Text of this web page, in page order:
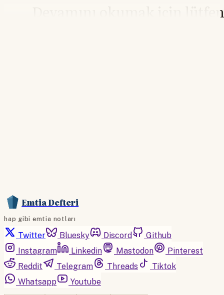
Devamını okumak için lütfen
Emtia Defteri
hap gibi emtia notları
Twitter Bluesky Discord
Github
Instagram
Linkedin Mastodon
Pinterest
Reddit
Telegram Threads
Tiktok
Whatsapp
Youtube